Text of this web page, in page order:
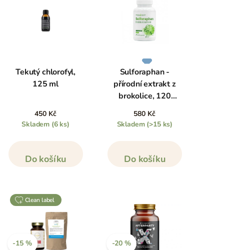
Tekutý chlorofyl,
125 ml
450 Kč
Skladem (6 ks)
Do košíku
Sulforaphan -
přírodní extrakt z
brokolice, 120
kapslí
580 Kč
Skladem (>15 ks)
Do košíku
clean label
-15 % -20 %